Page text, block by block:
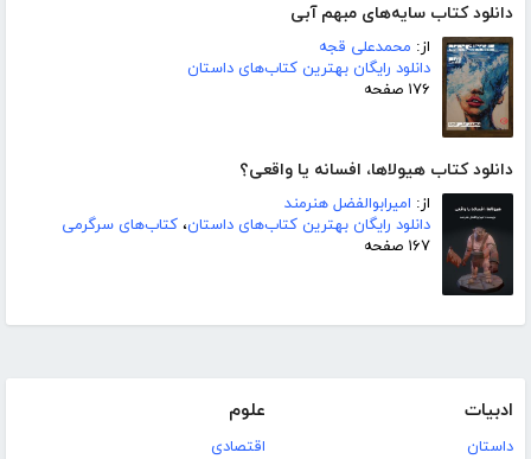
دانلود کتاب سایه‌های مبهم آبی
از: محمدعلی قجه
دانلود رایگان بهترین کتاب‌های داستان
۱۷۶ صفحه
دانلود کتاب هیولاها، افسانه یا واقعی؟
از: امیرابوالفضل هنرمند
دانلود رایگان بهترین کتاب‌های داستان، کتاب‌های سرگرمی
۱۶۷ صفحه
ادبیات
داستان
علوم
اقتصادی